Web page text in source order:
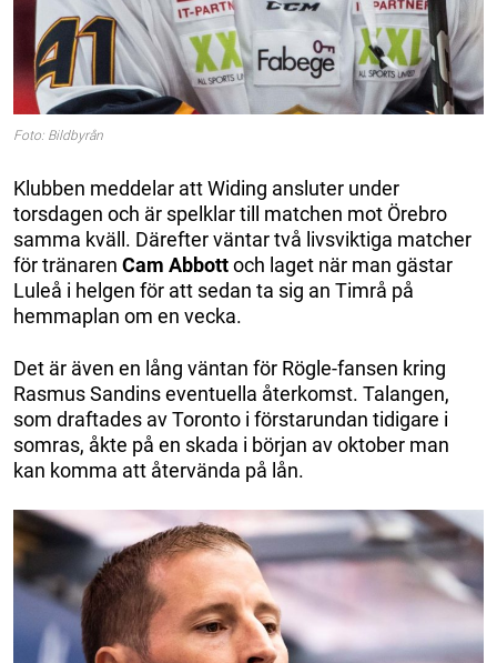
Foto: Bildbyrån
Klubben meddelar att Widing ansluter under
torsdagen och är spelklar till matchen mot Örebro
samma kväll. Därefter väntar två livsviktiga matcher
för tränaren Cam Abbottoch laget när man gästar
Luleå i helgen för att sedan ta sig an Timrå på
hemmaplan om en vecka.
Det är även en lång väntan för Rögle-fansen kring
Rasmus Sandins eventuella återkomst. Talangen,
som draftades av Toronto i förstarundan tidigare i
somras, åkte på en skada i början av oktober man
kan komma att återvända på lån.